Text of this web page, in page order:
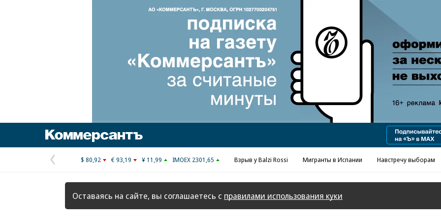
Реклама в «Ъ» www.kommersant.ru/ad
Предыдущая
страница
$ 80,92 € 93,19 ¥ 11,99 IMOEX 2301,65 Взрыв у Balzi Rossi Мигранты в Испании Навстречу выборам
Оставаясь на сайте, вы соглашаетесь с правилами использования куки